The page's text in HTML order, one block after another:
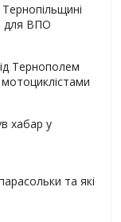
для ВПО
Тернополем
хабар у
та які